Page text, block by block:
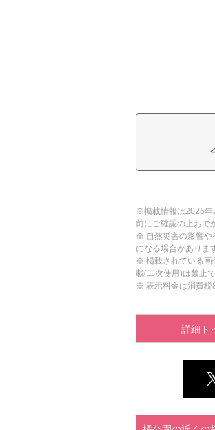
※掲載情報は2026年
前にご確認の上おで
※ 自然災害の影響や
になる場合がありま
※ 掲載されている画
載(二次使用)は禁止で
※ 表示料金は消費税
詳細 ト